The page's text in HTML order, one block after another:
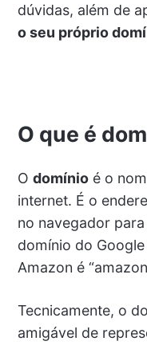
dúvidas, além de
o seu próprio
O que é
O domínioé o
internet. É o
no navegador
domínio do
Amazon é
Tecnicamente, o
amigável de